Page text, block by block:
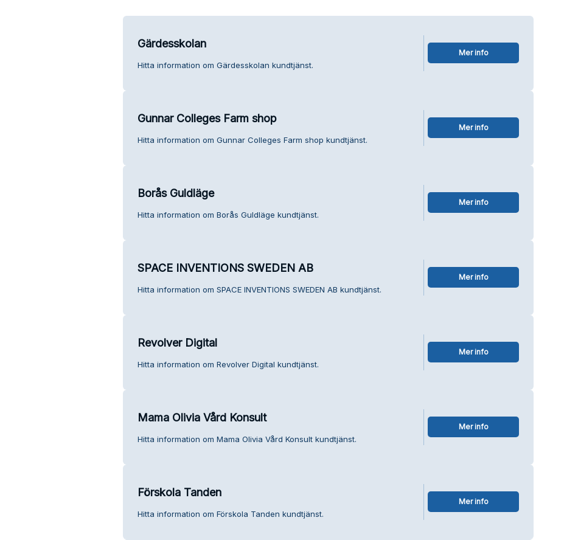
Gärdesskolan
Hitta information om Gärdesskolan kundtjänst.
Mer info
Gunnar Colleges Farm shop
Hitta information om Gunnar Colleges Farm shop kundtjänst.
Mer info
Borås Guldläge
Hitta information om Borås Guldläge kundtjänst.
Mer info
SPACE INVENTIONS SWEDEN AB
Hitta information om SPACE INVENTIONS SWEDEN AB kundtjänst.
Mer info
Revolver Digital
Hitta information om Revolver Digital kundtjänst.
Mer info
Mama Olivia Vård Konsult
Hitta information om Mama Olivia Vård Konsult kundtjänst.
Mer info
Förskola Tanden
Hitta information om Förskola Tanden kundtjänst.
Mer info